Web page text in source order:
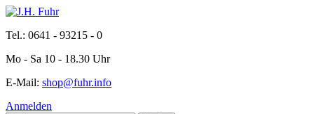
Tel.: 0641 - 93215 - 0
Mo - Sa 10 - 18.30 Uhr
E-Mail: shop@fuhr.info
Anmelden